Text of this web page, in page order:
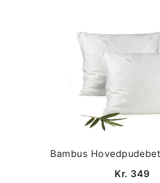
Bambus
Kr. 349